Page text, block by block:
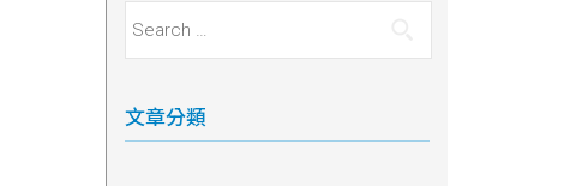
Search for:
文章分類